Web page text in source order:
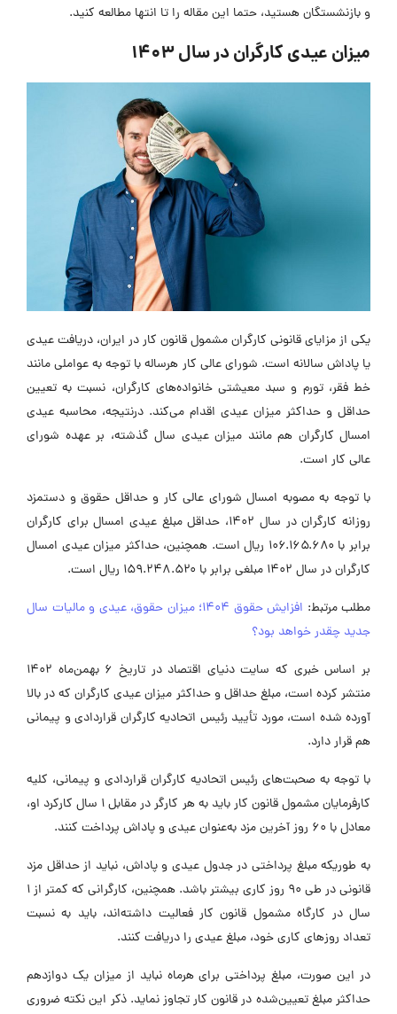
بازنشستگان هستید، حتما این مقاله را تا انتها مطالعه کنید.
عیدی کارگران در سال ۱۴۰۳
از مزایای قانونی کارگران مشمول قانون کار در ایران، دریافت عیدی
پاداش سالانه است. شورای عالی کار هرساله با توجه به عواملی مانند
فقر، تورم و سبد معیشتی خانواده‌های کارگران، نسبت به تعیین
و حداکثر میزان عیدی اقدام می‌کند. درنتیجه، محاسبه عیدی
کارگران هم مانند میزان عیدی سال گذشته، بر عهده شورای
کار است.
توجه به مصوبه امسال شورای عالی کار و حداقل حقوق و دستمزد
روزانه کارگران در سال 1402، حداقل مبلغ عیدی امسال برای کارگران
برابر با ۱۰۶.۱۶۵.۶۸۰ ریال است. همچنین، حداکثر میزان عیدی امسال
در سال ۱۴۰۲ مبلغی برابر با ۱۵۹.۲۴۸.۵۲۰ ریال است.
مرتبط:
افزایش حقوق 1404؛ میزان حقوق، عیدی و مالیات سال
چقدر خواهد بود؟
بر اساس خبری که سایت دنیای اقتصاد در تاریخ 6 بهمن‌ماه 1402
کرده است، مبلغ حداقل و حداکثر میزان عیدی کارگران که در بالا
شده است، مورد تأیید رئیس اتحادیه کارگران قراردادی و پیمانی
قرار دارد.
توجه به صحبت‌های رئیس اتحادیه کارگران قراردادی و پیمانی، کلیه
کارفرمایان مشمول قانون کار باید به هر کارگر در مقابل 1 سال کارکرد او،
60 روز آخرین مزد به‌عنوان عیدی و پاداش پرداخت کنند.
طوریکه مبلغ پرداختی در جدول عیدی و پاداش، نباید از حداقل مزد
قانونی در طی 90 روز کاری بیشتر باشد. همچنین، کارگرانی که کمتر از 1
در کارگاه مشمول قانون کار فعالیت داشته‌اند، باید به نسبت
روزهای کاری خود، مبلغ عیدی را دریافت کنند.
این صورت، مبلغ پرداختی برای هرماه نباید از میزان یک دوازدهم
مبلغ تعیین‌شده در قانون کار تجاوز نماید. ذکر این نکته ضروری